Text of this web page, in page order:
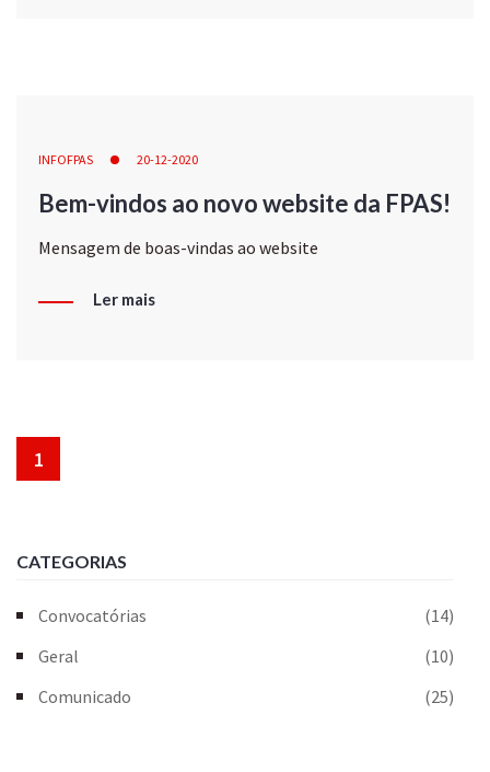
INFOFPAS 20-12-2020
Bem-vindos ao novo website da FPAS!
Mensagem de boas-vindas ao website
Ler mais
1
CATEGORIAS
Convocatórias
(14)
Geral
(10)
Comunicado
(25)